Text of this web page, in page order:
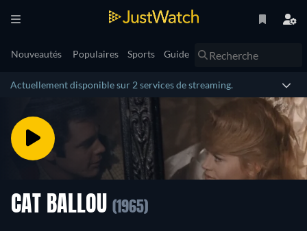
Nouveautés Populaires Sports Guide
Actuellement disponible sur 2 services de streaming.
CAT BALLOU (1965)